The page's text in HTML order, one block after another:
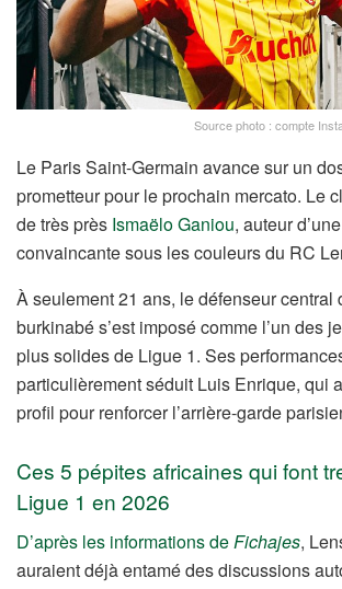
Source photo : compte
Le Paris Saint-Germain avance sur un
prometteur pour le prochain mercato. Le
de très près Ismaëlo Ganiou, auteur
convaincante sous les couleurs du RC
À seulement 21 ans, le défenseur central
burkinabé s’est imposé comme l’un des
plus solides de Ligue 1. Ses
particulièrement séduit Luis Enrique, qui
profil pour renforcer l’arrière-garde
Ces 5 pépites africaines qui font
Ligue 1 en 2026
D’après les informations de Fichajes,
auraient déjà entamé des discussions